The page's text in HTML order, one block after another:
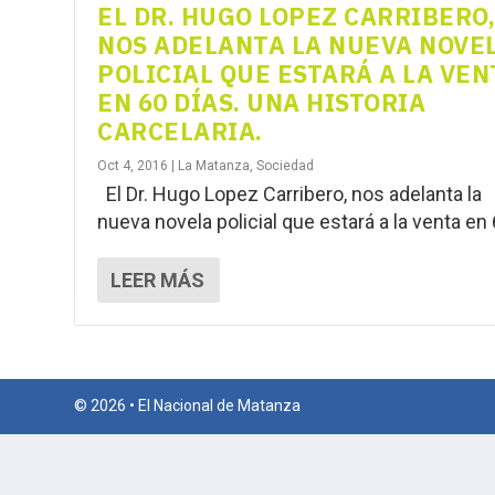
EL DR. HUGO LOPEZ CARRIBERO,
NOS ADELANTA LA NUEVA
POLICIAL QUE ESTARÁ A LA
EN 60 DÍAS. UNA HISTORIA
CARCELARIA.
Oct 4, 2016 La Matanza,Sociedad
El Dr. Hugo Lopez Carribero, nos adelanta la
nueva novela policial que estará a la venta en
LEER MÁS
© 2026 • El Nacional de Matanza